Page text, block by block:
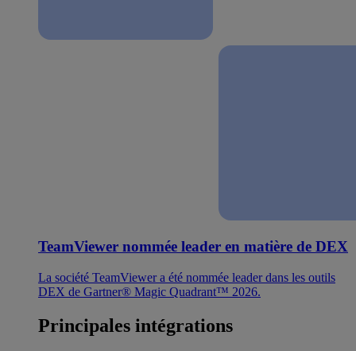
TeamViewer nommée leader en matière de DEX
La société TeamViewer a été nommée leader dans les outils
DEX de Gartner® Magic Quadrant™ 2026.
Principales intégrations